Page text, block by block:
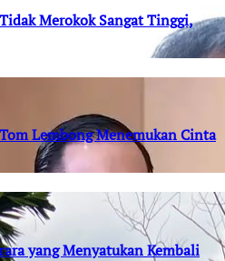
Merokok Sangat Tinggi,
Lembong Menemukan Cinta
yang Menyatukan Kembali